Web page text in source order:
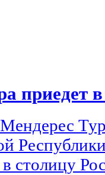
приедет
столицу